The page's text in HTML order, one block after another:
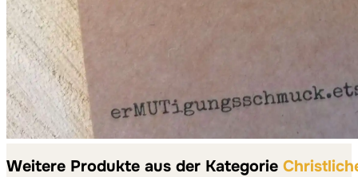
Weitere Produkte aus der Kategorie